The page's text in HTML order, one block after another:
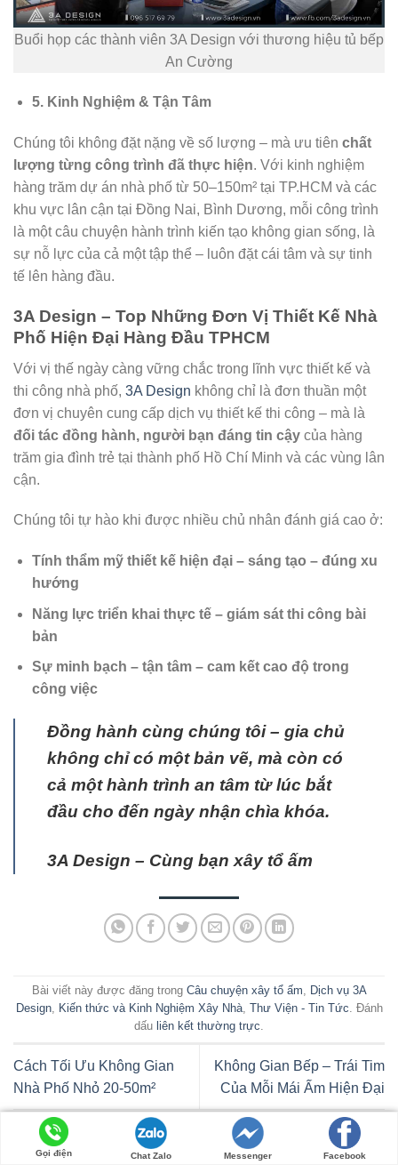
Gọi điện Chat Zalo Messenger Facebook
Buổi họp các thành viên 3A Design với thương hiệu tủ bếp
An Cường
5. Kinh Nghiệm & Tận Tâm
Chúng tôi không đặt nặng về số lượng – mà ưu tiên chất
lượng từng công trình đã thực hiện. Với kinh nghiệm
hàng trăm dự án nhà phố từ 50–150m² tại TP.HCM và các
khu vực lân cận tại Đồng Nai, Bình Dương, mỗi công trình
là một câu chuyện hành trình kiến tạo không gian sống, là
sự nỗ lực của cả một tập thể – luôn đặt cái tâm và sự tinh
tế lên hàng đầu.
3A Design – Top Những Đơn Vị Thiết Kế Nhà
Phố Hiện Đại Hàng Đầu TPHCM
Với vị thế ngày càng vững chắc trong lĩnh vực thiết kế và
thi công nhà phố, 3A Design không chỉ là đơn thuần một
đơn vị chuyên cung cấp dịch vụ thiết kế thi công – mà là
đối tác đồng hành, người bạn đáng tin cậy của hàng
trăm gia đình trẻ tại thành phố Hồ Chí Minh và các vùng lân
cận.
Chúng tôi tự hào khi được nhiều chủ nhân đánh giá cao ở:
Tính thẩm mỹ thiết kế hiện đại – sáng tạo – đúng xu
hướng
Năng lực triển khai thực tế – giám sát thi công bài
bản
Sự minh bạch – tận tâm – cam kết cao độ trong
công việc
Đồng hành cùng chúng tôi – gia chủ
không chỉ có một bản vẽ, mà còn có
cả một hành trình an tâm từ lúc bắt
đầu cho đến ngày nhận chìa khóa.
3A Design – Cùng bạn xây tổ ấm
Bài viết này được đăng trong Câu chuyện xây tổ ấm, Dịch vụ 3A
Design, Kiến thức và Kinh Nghiệm Xây Nhà, Thư Viện - Tin Tức. Đánh
dấu liên kết thường trực.
Cách Tối Ưu Không Gian
Nhà Phố Nhỏ 20-50m²
Không Gian Bếp – Trái Tim
Của Mỗi Mái Ấm Hiện Đại